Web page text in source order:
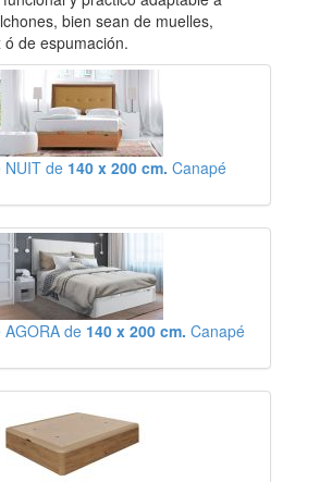
bien sean de muelles,
de espumación.
NUIT de 140 x 200 cm. Canapé
de 140 x 200 cm. Canapé